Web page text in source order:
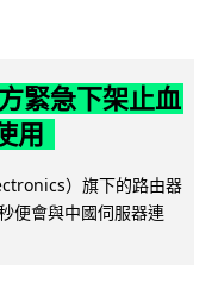
緊急下架止血
用
）旗下的路由器
便會與中國伺服器連